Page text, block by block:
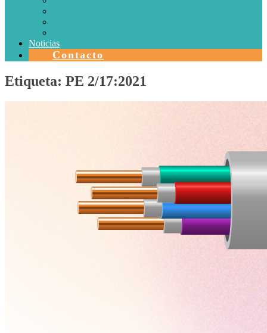
Noticias
Contacto
Etiqueta: PE 2/17:2021